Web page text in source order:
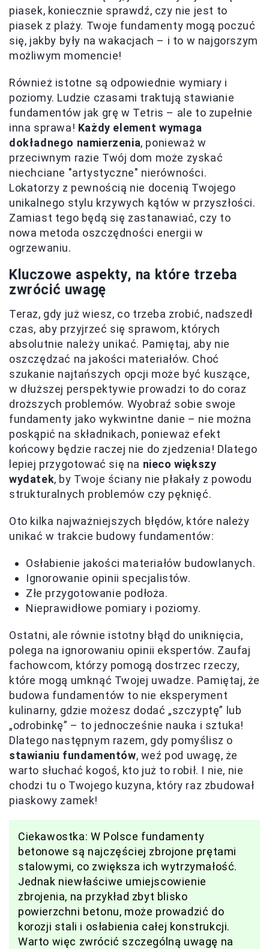
piasek, koniecznie sprawdź, czy nie jest to
piasek z plaży. Twoje fundamenty mogą poczuć
się, jakby były na wakacjach – i to w najgorszym
możliwym momencie!
Również istotne są odpowiednie wymiary i
poziomy. Ludzie czasami traktują stawianie
fundamentów jak grę w Tetris – ale to zupełnie
inna sprawa! Każdy element wymaga
dokładnego namierzenia, ponieważ w
przeciwnym razie Twój dom może zyskać
niechciane "artystyczne" nierówności.
Lokatorzy z pewnością nie docenią Twojego
unikalnego stylu krzywych kątów w przyszłości.
Zamiast tego będą się zastanawiać, czy to
nowa metoda oszczędności energii w
ogrzewaniu.
Kluczowe aspekty, na które trzeba
zwrócić uwagę
Teraz, gdy już wiesz, co trzeba zrobić, nadszedł
czas, aby przyjrzeć się sprawom, których
absolutnie należy unikać. Pamiętaj, aby nie
oszczędzać na jakości materiałów. Choć
szukanie najtańszych opcji może być kuszące,
w dłuższej perspektywie prowadzi to do coraz
droższych problemów. Wyobraź sobie swoje
fundamenty jako wykwintne danie – nie można
poskąpić na składnikach, ponieważ efekt
końcowy będzie raczej nie do zjedzenia! Dlatego
lepiej przygotować się na nieco większy
wydatek, by Twoje ściany nie płakały z powodu
strukturalnych problemów czy pęknięć.
Oto kilka najważniejszych błędów, które należy
unikać w trakcie budowy fundamentów:
Osłabienie jakości materiałów budowlanych.
Ignorowanie opinii specjalistów.
Złe przygotowanie podłoża.
Nieprawidłowe pomiary i poziomy.
Ostatni, ale równie istotny błąd do uniknięcia,
polega na ignorowaniu opinii ekspertów. Zaufaj
fachowcom, którzy pomogą dostrzec rzeczy,
które mogą umknąć Twojej uwadze. Pamiętaj, że
budowa fundamentów to nie eksperyment
kulinarny, gdzie możesz dodać „szczyptę” lub
„odrobinkę” – to jednocześnie nauka i sztuka!
Dlatego następnym razem, gdy pomyślisz o
stawianiu fundamentów, weź pod uwagę, że
warto słuchać kogoś, kto już to robił. I nie, nie
chodzi tu o Twojego kuzyna, który raz zbudował
piaskowy zamek!
Ciekawostka: W Polsce fundamenty
betonowe są najczęściej zbrojone prętami
stalowymi, co zwiększa ich wytrzymałość.
Jednak niewłaściwe umiejscowienie
zbrojenia, na przykład zbyt blisko
powierzchni betonu, może prowadzić do
korozji stali i osłabienia całej konstrukcji.
Warto więc zwrócić szczególną uwagę na